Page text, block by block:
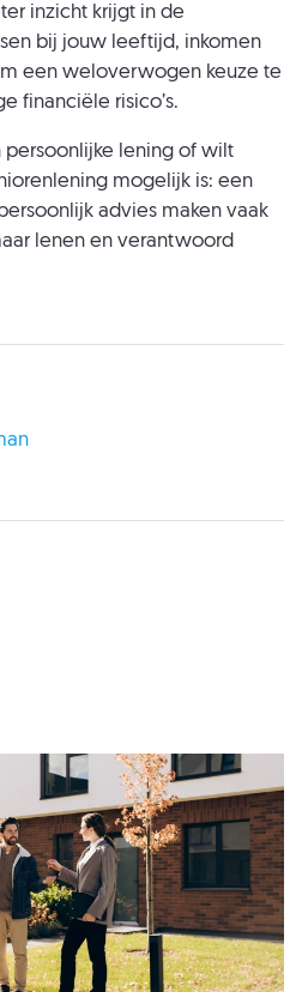
inzicht krijgt in de
bij jouw leeftijd, inkomen
een weloverwogen keuze te
financiële risico’s.
persoonlijke lening of wilt
mogelijk is: een
advies maken vaak
lenen en verantwoord